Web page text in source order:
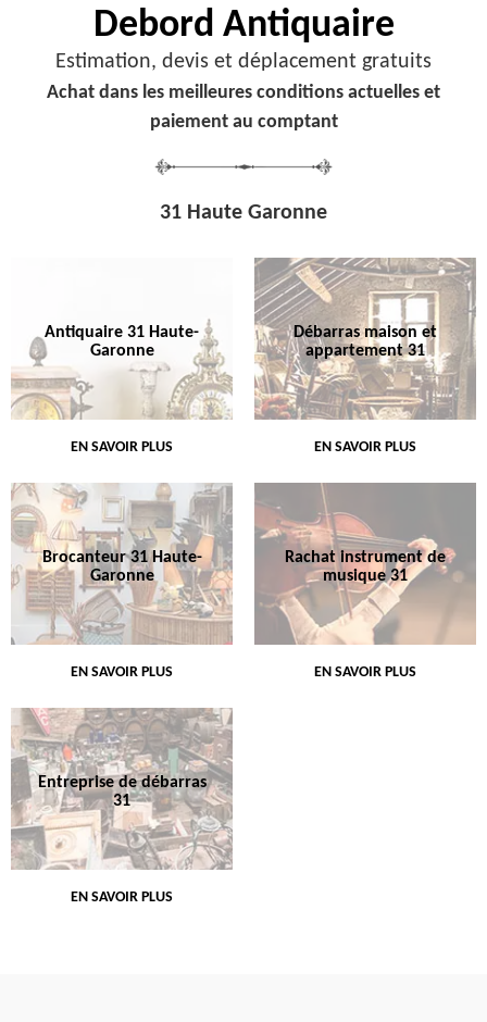
Debord Antiquaire
Estimation, devis et déplacement gratuits
Achat dans les meilleures conditions actuelles et
paiement au comptant
31 Haute Garonne
Antiquaire 31 Haute-
Garonne
EN SAVOIR PLUS
Débarras maison et
appartement 31
EN SAVOIR PLUS
Brocanteur 31 Haute-
Garonne
EN SAVOIR PLUS
Rachat instrument de
musique 31
EN SAVOIR PLUS
Entreprise de débarras
31
EN SAVOIR PLUS